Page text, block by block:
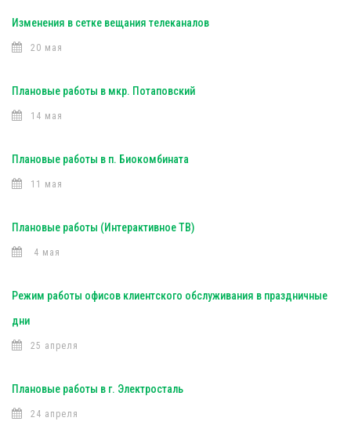
Изменения в сетке вещания телеканалов
20 мая
Плановые работы в мкр. Потаповский
14 мая
Плановые работы в п. Биокомбината
11 мая
Плановые работы (Интерактивное ТВ)
4 мая
Режим работы офисов клиентского обслуживания в праздничные
дни
25 апреля
Плановые работы в г. Электросталь
24 апреля